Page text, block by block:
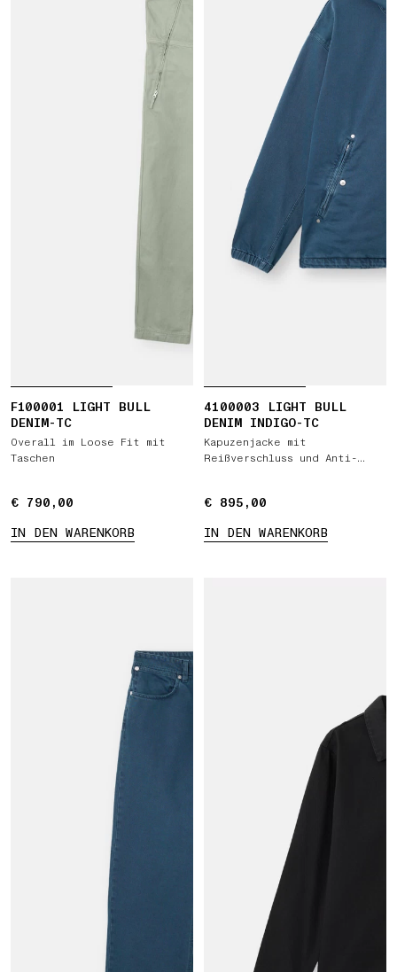
F100001 LIGHT BULL
DENIM-TC
Overall im Loose Fit mit
Taschen
€ 790,00
€ 790,00
IN DEN WARENKORB
4100003 LIGHT BULL
DENIM INDIGO-TC
Kapuzenjacke mit
Reißverschluss und Anti-
€ 895,00
€ 895,00
IN DEN WARENKORB